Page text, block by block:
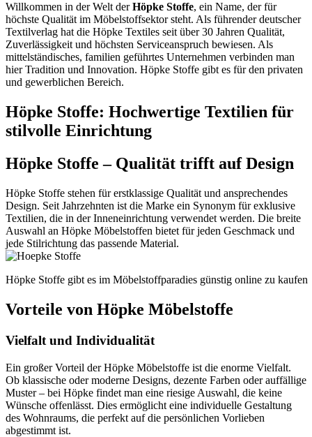
Willkommen in der Welt derHöpke Stoffe, ein Name, der für
höchste Qualität im Möbelstoffsektor steht. Als führender deutscher
Textilverlag hat die Höpke Textiles seit über 30 Jahren Qualität,
Zuverlässigkeit und höchsten Serviceanspruch bewiesen. Als
mittelständisches, familien geführtes Unternehmen verbinden man
hier Tradition und Innovation. Höpke Stoffe gibt es für den privaten
und gewerblichen Bereich.
Höpke Stoffe: Hochwertige Textilien für
stilvolle Einrichtung
Höpke Stoffe – Qualität trifft auf Design
Höpke Stoffe stehen für erstklassige Qualität und ansprechendes
Design. Seit Jahrzehnten ist die Marke ein Synonym für exklusive
Textilien, die in der Inneneinrichtung verwendet werden. Die breite
Auswahl an Höpke Möbelstoffen bietet für jeden Geschmack und
jede Stilrichtung das passende Material.
Höpke Stoffe gibt es im Möbelstoffparadies günstig online zu kaufen
Vorteile von Höpke Möbelstoffe
Vielfalt und Individualität
Ein großer Vorteil der Höpke Möbelstoffe ist die enorme Vielfalt.
Ob klassische oder moderne Designs, dezente Farben oder auffällige
Muster – bei Höpke findet man eine riesige Auswahl, die keine
Wünsche offenlässt. Dies ermöglicht eine individuelle Gestaltung
des Wohnraums, die perfekt auf die persönlichen Vorlieben
abgestimmt ist.